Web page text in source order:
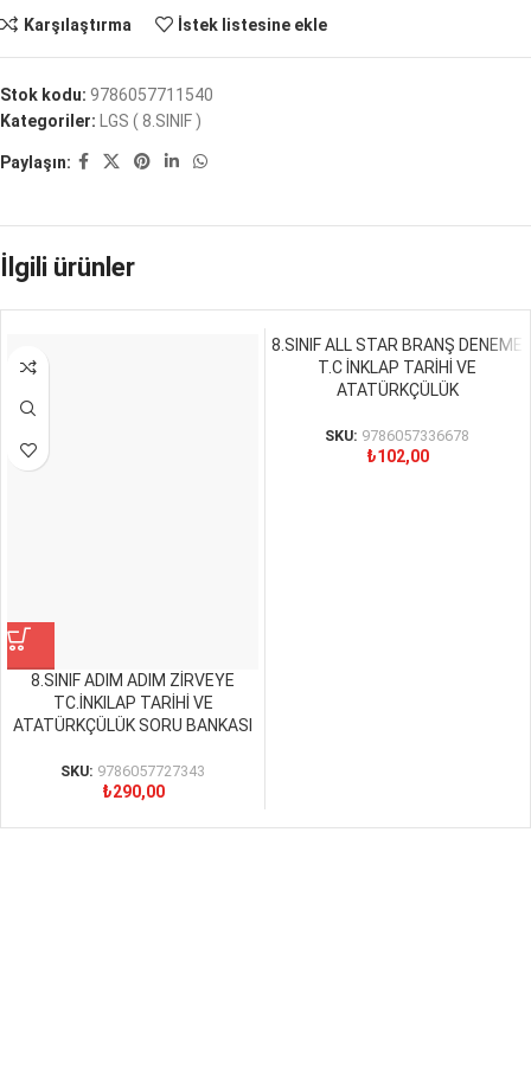
Karşılaştırma İstek listesine ekle
Stok kodu: 9786057711540
Kategoriler:
LGS ( 8.SINIF )
Paylaşın:
İlgili ürünler
8.SINIF ADIM ADIM ZİRVEYE
TC.İNKILAP TARİHİ VE
ATATÜRKÇÜLÜK SORU BANKASI
SKU: 9786057727343
₺290,00
8.SINIF ALL STAR BRANŞ DENEME
T.C İNKLAP TARİHİ VE
ATATÜRKÇÜLÜK
SKU: 9786057336678
₺102,00